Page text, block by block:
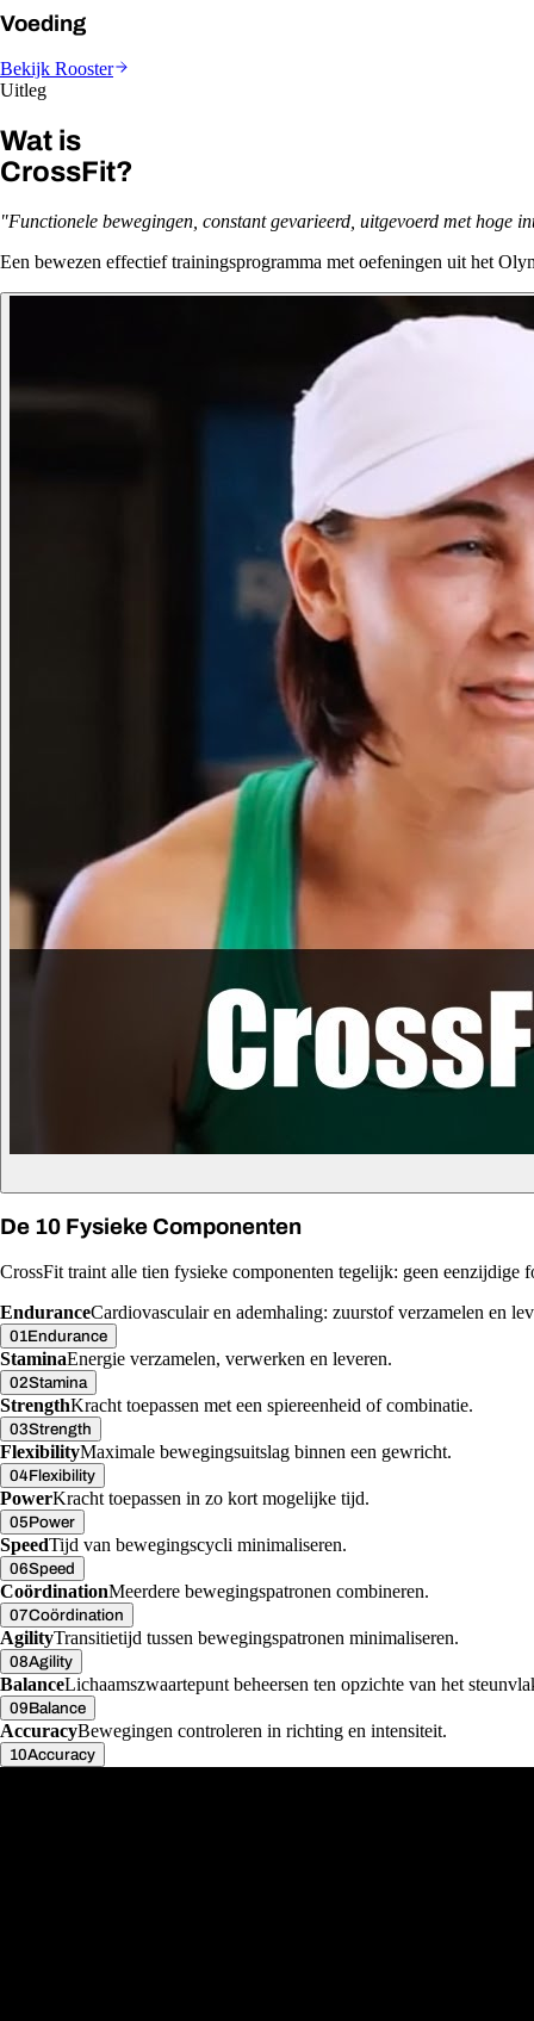
Voeding
Bekijk Rooster
Uitleg
Wat is
CrossFit?
"Functionele bewegingen, constant gevarieerd, uitgevoerd met hoge
Een bewezen effectief trainingsprogramma met oefeningen uit het
De 10 Fysieke Componenten
CrossFit traint alle tien fysieke componenten tegelijk: geen eenzijdige
EnduranceCardiovasculair en ademhaling: zuurstof verzamelen en
01Endurance
StaminaEnergie verzamelen, verwerken en leveren.
02Stamina
StrengthKracht toepassen met een spiereenheid of combinatie.
03Strength
FlexibilityMaximale bewegingsuitslag binnen een gewricht.
04Flexibility
PowerKracht toepassen in zo kort mogelijke tijd.
05Power
SpeedTijd van bewegingscycli minimaliseren.
06Speed
CoördinationMeerdere bewegingspatronen combineren.
07Coördination
AgilityTransitietijd tussen bewegingspatronen minimaliseren.
08Agility
BalanceLichaamszwaartepunt beheersen ten opzichte van het
09Balance
AccuracyBewegingen controleren in richting en intensiteit.
10Accuracy